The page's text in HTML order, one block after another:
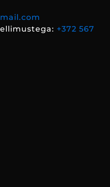
+372 567